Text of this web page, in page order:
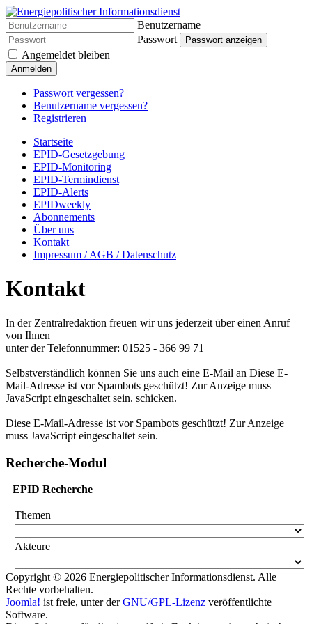
Benutzername
Passwort
Passwort anzeigen
Angemeldet bleiben
Anmelden
Passwort vergessen?
Benutzername vergessen?
Registrieren
Startseite
EPID-Gesetzgebung
EPID-Monitoring
EPID-Termindienst
EPID-Alerts
EPIDweekly
Abonnements
Über uns
Kontakt
Impressum / AGB / Datenschutz
Kontakt
In der Zentralredaktion freuen wir uns jederzeit über einen Anruf
von Ihnen
unter der Telefonnummer: 01525 - 366 99 71
Selbstverständlich können Sie uns auch eine E-Mail an Diese E-
Mail-Adresse ist vor Spambots geschützt! Zur Anzeige muss
JavaScript eingeschaltet sein. schicken.
Diese E-Mail-Adresse ist vor Spambots geschützt! Zur Anzeige
muss JavaScript eingeschaltet sein.
Recherche-Modul
EPID Recherche
Themen
Akteure
Copyright © 2026 Energiepolitischer Informationsdienst. Alle
Rechte vorbehalten.
Joomla! ist freie, unter derGNU/GPL-Lizenz veröffentlichte
Software.